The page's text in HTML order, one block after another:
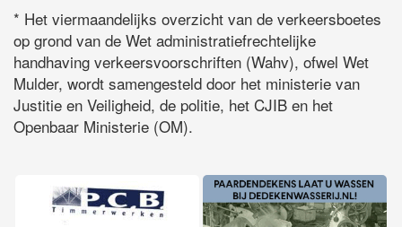
* Het viermaandelijks overzicht van de verkeersboetes
op grond van de Wet administratiefrechtelijke
handhaving verkeersvoorschriften (Wahv), ofwel Wet
Mulder, wordt samengesteld door het ministerie van
Justitie en Veiligheid, de politie, het CJIB en het
Openbaar Ministerie (OM).